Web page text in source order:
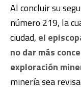
Al concluir su
número 219, la
ciudad, el
no dar más
exploración
minería sea